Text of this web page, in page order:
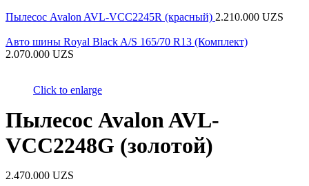
Пылесос Avalon AVL-VCC2245R (красный) 2.210.000 UZS
Авто шины Royal Black A/S 165/70 R13 (Комплект)
2.070.000 UZS
Click to enlarge
Пылесос Avalon AVL-
VCC2248G (золотой)
2.470.000 UZS